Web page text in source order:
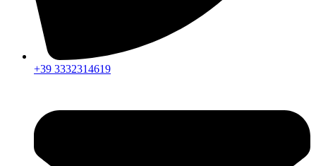
+39 3332314619